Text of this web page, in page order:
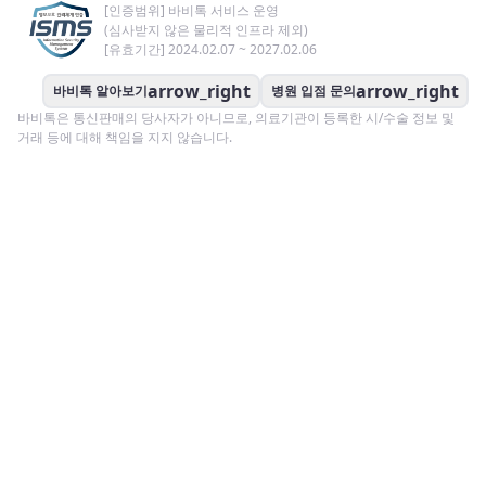
[인증범위] 바비톡 서비스 운영
(심사받지 않은 물리적 인프라 제외)
[유효기간] 2024.02.07 ~ 2027.02.06
바비톡 알아보기arrow_right 병원 입점 문의arrow_right
바비톡은 통신판매의 당사자가 아니므로, 의료기관이 등록한 시/수술 정보 및
거래 등에 대해 책임을 지지 않습니다.